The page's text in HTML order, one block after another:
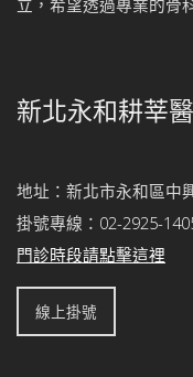
立，希望透過專業的骨
新北永和耕莘
地址：新北市永和區中
掛號專線： 02-2925-
門診時段請點擊這裡
線上掛號